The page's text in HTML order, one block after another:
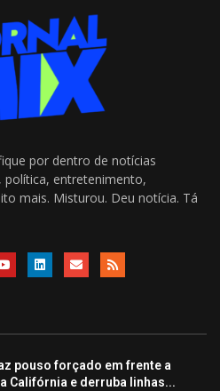
por dentro de notícias
política, entretenimento,
mais. Misturou. Deu notícia. Tá
pouso forçado em frente a
Califórnia e derruba linhas...